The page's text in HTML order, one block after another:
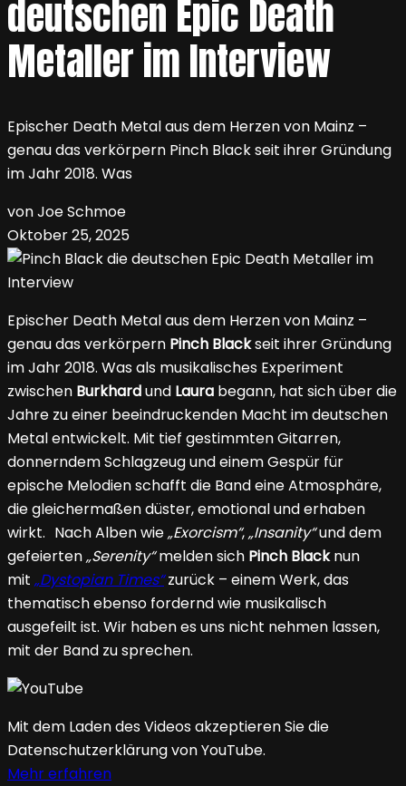
deutschen Epic Death
Metaller im Interview
Epischer Death Metal aus dem Herzen von Mainz –
genau das verkörpern Pinch Black seit ihrer Gründung
im Jahr 2018. Was
von Joe Schmoe
Oktober 25, 2025
Epischer Death Metal aus dem Herzen von Mainz –
genau das verkörpern Pinch Blackseit ihrer Gründung
im Jahr 2018. Was als musikalisches Experiment
zwischen Burkhardund Laura begann, hat sich über die
Jahre zu einer beeindruckenden Macht im deutschen
Metal entwickelt. Mit tief gestimmten Gitarren,
donnerndem Schlagzeug und einem Gespür für
epische Melodien schafft die Band eine Atmosphäre,
die gleichermaßen düster, emotional und erhaben
wirkt. Nach Alben wie„Exorcism“,„Insanity“und dem
gefeierten„Serenity“melden sich Pinch Blacknun
mit „Dystopian Times“zurück – einem Werk, das
thematisch ebenso fordernd wie musikalisch
ausgefeilt ist. Wir haben es uns nicht nehmen lassen,
mit der Band zu sprechen.
Mit dem Laden des Videos akzeptieren Sie die
Datenschutzerklärung von YouTube.
Mehr erfahren